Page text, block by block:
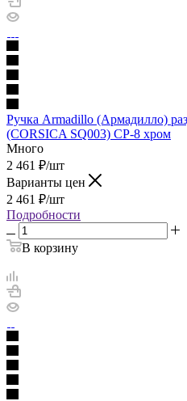
Ручка Armadillo (Армадилло)
(CORSICA SQ003) CP-8 хром
Много
2 461 ₽/шт
Варианты цен
2 461 ₽/шт
Подробности
В корзину